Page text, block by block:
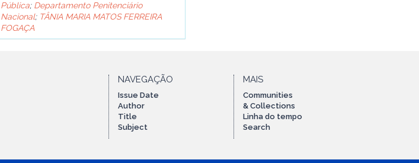
Pública; Departamento Penitenciário
Nacional; TÂNIA MARIA MATOS FERREIRA
FOGAÇA
NAVEGAÇÃO
Issue Date
Author
Title
Subject
MAIS
Communities
& Collections
Linha do tempo
Search